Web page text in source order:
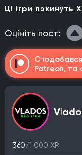
Ці ігри покинуть
Оцініть пост:
Patreon, та
360/1 000 XP